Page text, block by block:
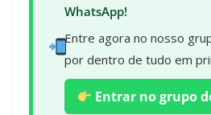
WhatsApp!
Entre agora no nosso
por dentro de tudo em
Entrar no grupo